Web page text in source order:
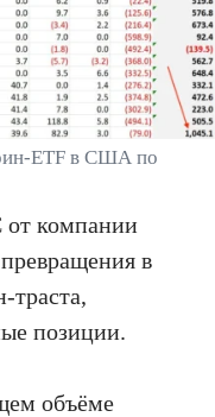
ETF в США по
от компании
в
траста,
позиции.
объёме